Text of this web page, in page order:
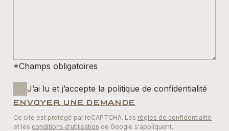
*Champs obligatoires
J’ai lu et j’accepte la politique de confidentialité
ENVOYER UNE DEMANDE
Ce site est protégé par reCAPTCHA. Les règles de confidentialité
et les conditions d'utilisation de Google s'appliquent.